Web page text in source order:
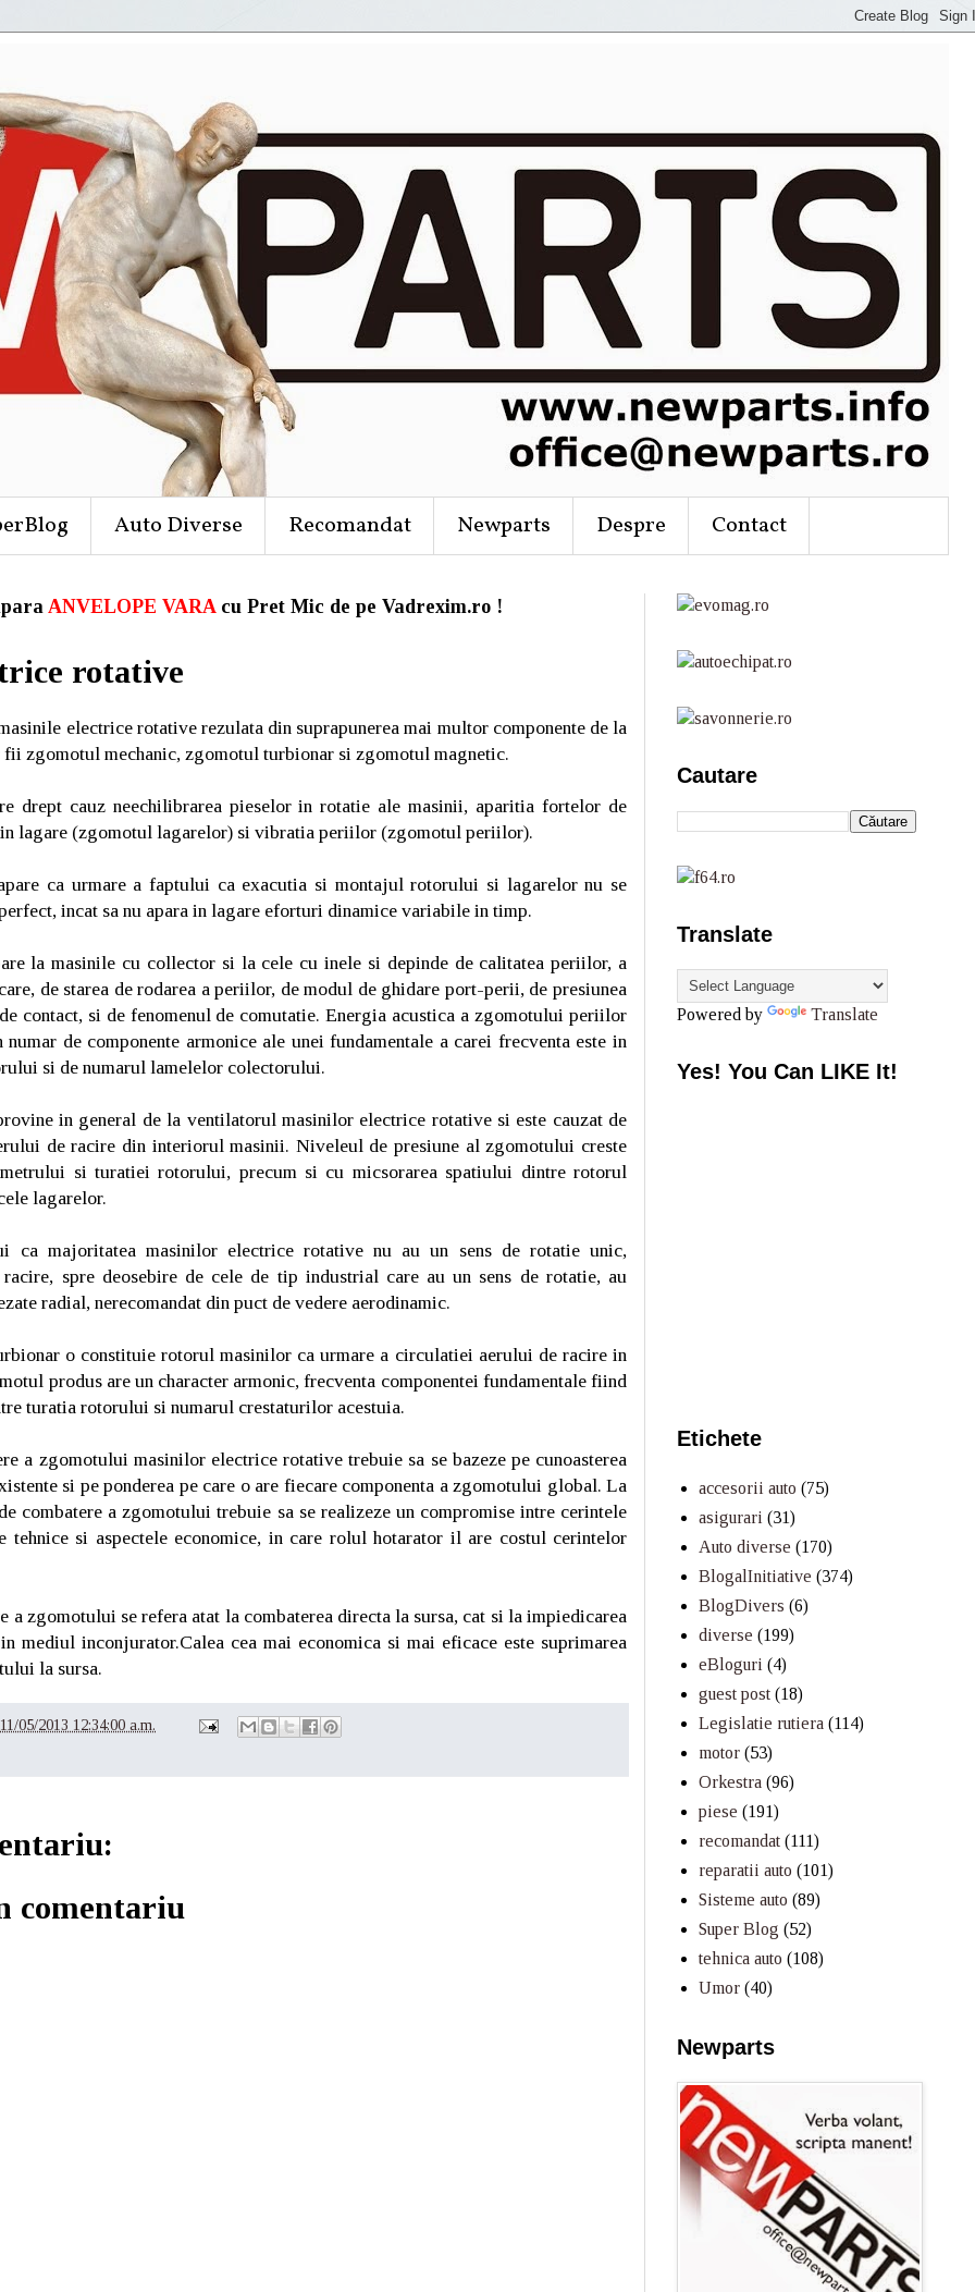
Auto Diverse Recomandat Newparts Despre Contact
ANVELOPE VARAcu Pret Mic de pe Vadrexim.ro !
rotative
electrice rotative rezulata din suprapunerea mai multor componente de la
zgomotul mechanic, zgomotul turbionar si zgomotul magnetic.
drept cauz neechilibrarea pieselor in rotatie ale masinii, aparitia fortelor de
lagare (zgomotul lagarelor) si vibratia periilor (zgomotul periilor).
ca urmare a faptului ca exacutia si montajul rotorului si lagarelor nu se
incat sa nu apara in lagare eforturi dinamice variabile in timp.
la masinile cu collector si la cele cu inele si depinde de calitatea periilor, a
de starea de rodarea a periilor, de modul de ghidare port-perii, de presiunea
contact, si de fenomenul de comutatie. Energia acustica a zgomotului periilor
numar de componente armonice ale unei fundamentale a carei frecventa este in
si de numarul lamelelor colectorului.
in general de la ventilatorul masinilor electrice rotative si este cauzat de
de racire din interiorul masinii. Niveleul de presiune al zgomotului creste
si turatiei rotorului, precum si cu micsorarea spatiului dintre rotorul
lagarelor.
ca majoritatea masinilor electrice rotative nu au un sens de rotatie unic,
spre deosebire de cele de tip industrial care au un sens de rotatie, au
radial, nerecomandat din puct de vedere aerodinamic.
o constituie rotorul masinilor ca urmare a circulatiei aerului de racire in
produs are un character armonic, frecventa componentei fundamentale fiind
turatia rotorului si numarul crestaturilor acestuia.
a zgomotului masinilor electrice rotative trebuie sa se bazeze pe cunoasterea
si pe ponderea pe care o are fiecare componenta a zgomotului global. La
combatere a zgomotului trebuie sa se realizeze un compromise intre cerintele
tehnice si aspectele economice, in care rolul hotarator il are costul cerintelor
a zgomotului se refera atat la combaterea directa la sursa, cat si la impiedicarea
mediul inconjurator.Calea cea mai economica si mai eficace este suprimarea
la sursa.
11/05/2013 12:34:00 a.m.
comentariu
Cautare
Translate
Powered by Translate
Yes! You Can LIKE It!
Etichete
accesorii auto (75)
asigurari (31)
Auto diverse (170)
BlogalInitiative (374)
BlogDivers (6)
diverse (199)
eBloguri (4)
guest post (18)
Legislatie rutiera (114)
motor (53)
Orkestra (96)
piese (191)
recomandat (111)
reparatii auto (101)
Sisteme auto (89)
Super Blog (52)
tehnica auto (108)
Umor (40)
Newparts